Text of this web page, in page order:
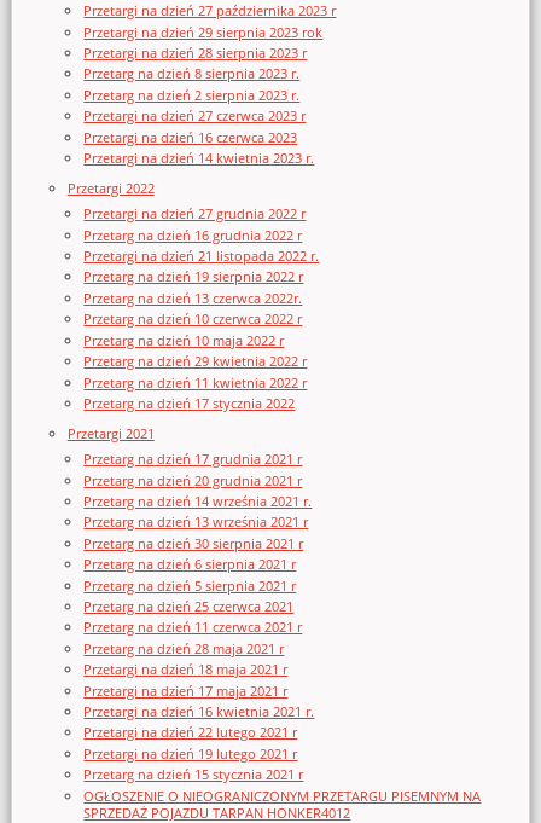
Przetargi na dzień 27 października 2023 r
Przetargi na dzień 29 sierpnia 2023 rok
Przetargi na dzień 28 sierpnia 2023 r
Przetarg na dzień 8 sierpnia 2023 r.
Przetarg na dzień 2 sierpnia 2023 r.
Przetargi na dzień 27 czerwca 2023 r
Przetargi na dzień 16 czerwca 2023
Przetargi na dzień 14 kwietnia 2023 r.
Przetargi 2022
Przetargi na dzień 27 grudnia 2022 r
Przetarg na dzień 16 grudnia 2022 r
Przetargi na dzień 21 listopada 2022 r.
Przetarg na dzień 19 sierpnia 2022 r
Przetarg na dzień 13 czerwca 2022r.
Przetarg na dzień 10 czerwca 2022 r
Przetarg na dzień 10 maja 2022 r
Przetarg na dzień 29 kwietnia 2022 r
Przetarg na dzień 11 kwietnia 2022 r
Przetarg na dzień 17 stycznia 2022
Przetargi 2021
Przetarg na dzień 17 grudnia 2021 r
Przetarg na dzień 20 grudnia 2021 r
Przetarg na dzień 14 września 2021 r.
Przetarg na dzień 13 września 2021 r
Przetarg na dzień 30 sierpnia 2021 r
Przetarg na dzień 6 sierpnia 2021 r
Przetarg na dzień 5 sierpnia 2021 r
Przetarg na dzień 25 czerwca 2021
Przetarg na dzień 11 czerwca 2021 r
Przetarg na dzień 28 maja 2021 r
Przetargi na dzień 18 maja 2021 r
Przetargi na dzień 17 maja 2021 r
Przetargi na dzień 16 kwietnia 2021 r.
Przetargi na dzień 22 lutego 2021 r
Przetargi na dzień 19 lutego 2021 r
Przetarg na dzień 15 stycznia 2021 r
OGŁOSZENIE O NIEOGRANICZONYM PRZETARGU PISEMNYM NA
SPRZEDAŻ POJAZDU TARPAN HONKER4012